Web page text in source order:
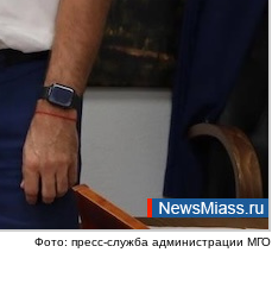
Фото: пресс-служба администрации МГО